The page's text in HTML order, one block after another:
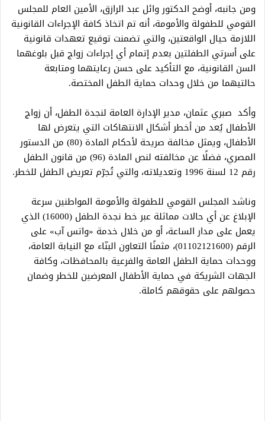
ومن جانبه، أوضح الدكتور وائل عبد الرازق، الأمين العام للمجلس
القومي للطفولة والأمومة، أنه تم اتخاذ كافة الإجراءات القانونية
اللازمة حيال الواقعتين، والتي تضمنت توقيع تعهدات قانونية
على أسرتي الطفلتين بعدم إتمام أي إجراءات زواج قبل بلوغهما
السن القانونية، مع التأكيد على حسن رعايتهما ومتابعة
حالتيهما من خلال وحدات حماية الطفل المختصة.
وأكد صبري عثمان، مدير الإدارة العامة لنجدة الطفل، أن زواج
الأطفال يُعد من أخطر أشكال الانتهاكات التي يتعرض لها
الأطفال، ويمثل مخالفة صريحة لأحكام المادة (80) من الدستور
المصري، فضلًا عن مخالفته لنص المادة (96) من قانون الطفل
رقم 12 لسنة 1996 وتعديلاته، والتي تُجرّم تعريض الطفل للخطر.
وناشد المجلس القومي للطفولة والأمومة المواطنين سرعة
الإبلاغ عن أي حالات مماثلة عبر خط نجدة الطفل (16000) الذي
يعمل على مدار الساعة، أو من خلال خدمة «واتس آب» على
الرقم (01102121600)، مثمنًا التعاون البنّاء مع النيابة العامة،
ووحدات حماية الطفل العامة والفرعية بالمحافظات، وكافة
الجهات الشريكة في حماية الأطفال المعرضين للخطر وضمان
حصولهم على حقوقهم كاملة.